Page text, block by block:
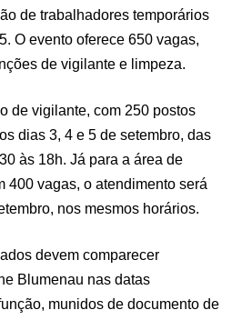
de trabalhadores temporários
O evento oferece 650 vagas,
de vigilante e limpeza.
de vigilante, com 250 postos
dias 3, 4 e 5 de setembro, das
às 18h. Já para a área de
400 vagas, o atendimento será
nos mesmos horários.
devem comparecer
Blumenau nas datas
munidos de documento de